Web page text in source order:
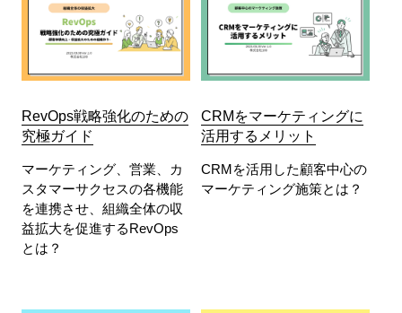
RevOps戦略強化のための
究極ガイド
マーケティング、営業、カ
スタマーサクセスの各機能
を連携させ、組織全体の収
益拡大を促進するRevOps
とは？
CRMをマーケティングに
活用するメリット
CRMを活用した顧客中心の
マーケティング施策とは？